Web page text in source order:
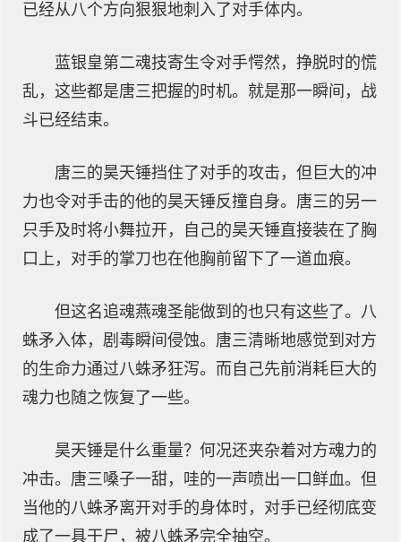
已经从八个方向狠狠地刺入了对手体内。
蓝银皇第二魂技寄生令对手愕然，挣脱时的慌
乱，这些都是唐三把握的时机。就是那一瞬间，战
斗已经结束。
唐三的昊天锤挡住了对手的攻击，但巨大的冲
力也令对手击的他的昊天锤反撞自身。唐三的另一
只手及时将小舞拉开，自己的昊天锤直接装在了胸
口上，对手的掌刀也在他胸前留下了一道血痕。
但这名追魂燕魂圣能做到的也只有这些了。八
蛛矛入体，剧毒瞬间侵蚀。唐三清晰地感觉到对方
的生命力通过八蛛矛狂泻。而自己先前消耗巨大的
魂力也随之恢复了一些。
昊天锤是什么重量？何况还夹杂着对方魂力的
冲击。唐三嗓子一甜，哇的一声喷出一口鲜血。但
当他的八蛛矛离开对手的身体时，对手已经彻底变
成了一具干尸，被八蛛矛完全抽空。